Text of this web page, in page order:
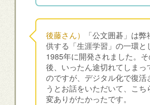
後藤さん）
「公文囲碁」は弊
供する「生涯学習」の一環と
1985年に開発されました。
後、いったん途切れてしまっ
のですが、デジタル化で復活
うとお話をいただいて、こち
変ありがたかったです。